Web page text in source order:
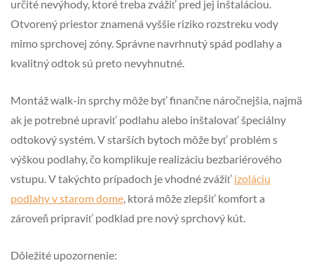
určité nevýhody, ktoré treba zvážiť pred jej inštaláciou.
Otvorený priestor znamená vyššie riziko rozstreku vody
mimo sprchovej zóny. Správne navrhnutý spád podlahy a
kvalitný odtok sú preto nevyhnutné.
Montáž walk-in sprchy môže byť finančne náročnejšia, najmä
ak je potrebné upraviť podlahu alebo inštalovať špeciálny
odtokový systém. V starších bytoch môže byť problém s
výškou podlahy, čo komplikuje realizáciu bezbariérového
vstupu. V takýchto prípadoch je vhodné zvážiť izoláciu
podlahy v starom dome, ktorá môže zlepšiť komfort a
zároveň pripraviť podklad pre nový sprchový kút.
Dôležité upozornenie: